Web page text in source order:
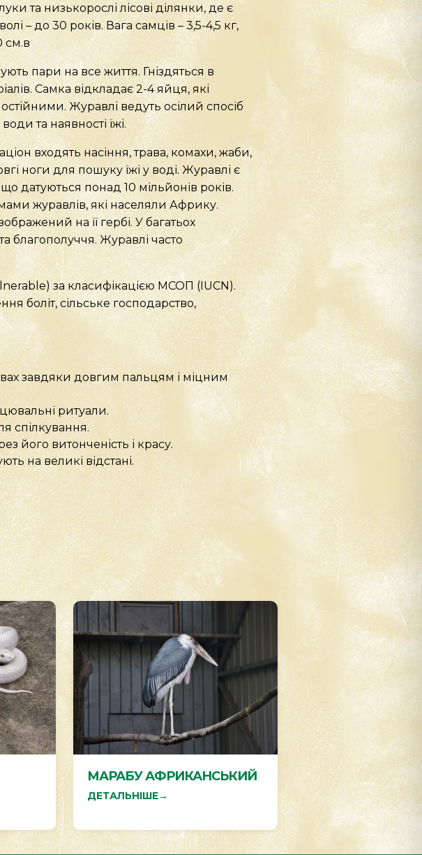
та низькорослі лісові ділянки, де є
– до 30 років. Вага самців – 3,5-4,5 кг,
см.в
пари на все життя. Гніздяться в
Самка відкладає 2-4 яйця, які
Журавлі ведуть осілий спосіб
та наявності їжі.
входять насіння, трава, комахи, жаби,
ноги для пошуку їжі у воді. Журавлі є
датуються понад 10 мільйонів років.
журавлів, які населяли Африку.
на її гербі. У багатьох
благополуччя. Журавлі часто
за класифікацією МСОП (IUCN).
боліт, сільське господарство,
завдяки довгим пальцям і міцним
ритуали.
спілкування.
його витонченість і красу.
на великі відстані.
МАРАБУ АФРИКАНСЬКИЙ
ДЕТАЛЬНІШЕ→